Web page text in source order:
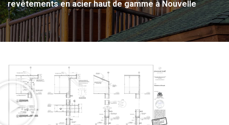
revêtements en acier haut de gamme à Nouvelle